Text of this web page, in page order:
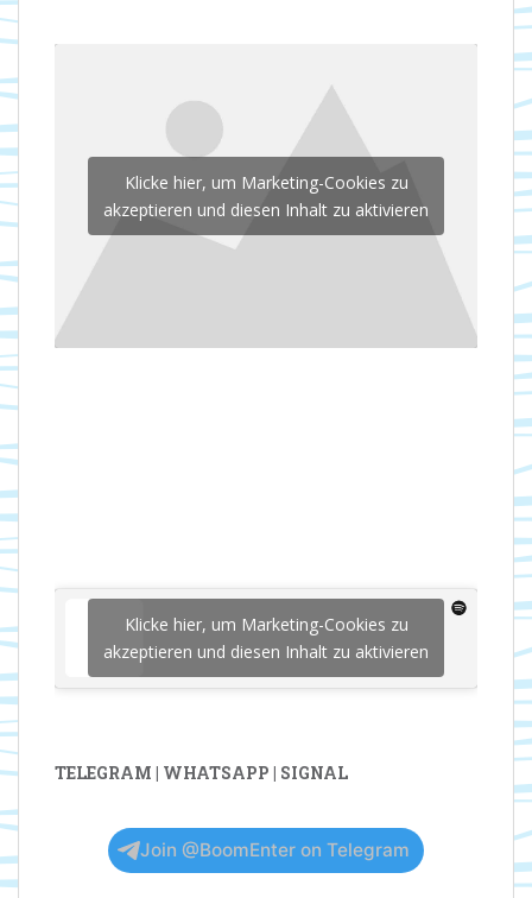
Klicke hier, um Marketing-Cookies zu
akzeptieren und diesen Inhalt zu aktivieren
Klicke hier, um Marketing-Cookies zu
akzeptieren und diesen Inhalt zu aktivieren
TELEGRAM | WHATSAPP | SIGNAL
Join @BoomEnter on Telegram